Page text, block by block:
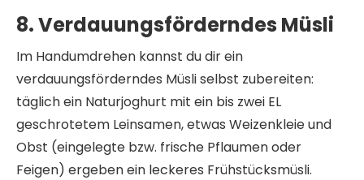
8. Verdauungsförderndes Müsli
Im Handumdrehen kannst du dir ein
verdauungsförderndes Müsli selbst zubereiten:
täglich ein Naturjoghurt mit ein bis zwei EL
geschrotetem Leinsamen, etwas Weizenkleie und
Obst (eingelegte bzw. frische Pflaumen oder
Feigen) ergeben ein leckeres Frühstücksmüsli.